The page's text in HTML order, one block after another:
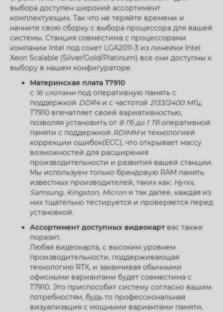
выбора доступен широкий ассортимент
комплектующих. Так что не теряйте времени и
начните свою сборку с выбора процессора для вашей
системы. Станция совместима с процессорами
компании Intel под сокет LGA2011-3 из линейки Intel
Xeon Scalable (Silver/Gold/Platinum) все они доступны к
выбору в нашем конфигураторе.
Материнская плата T7910
с 16 слотами под оперативную память с
поддержкой DDR4и с частотой 2133/2400 МГц,
T7910 впечатляет своей вариативностью,
позволяя установить от 8 Гб до 1 Тбоперативной
памяти с поддержкой RDIMMи технологией
коррекции ошибок(ECC), что открывает массу
возможностей для расширения
производительности и развития вашей станции.
Мы используем только брендовую RAM память
известных производителей, таких как: Hynix,
Samsung, Kingston, Micronи так далее, каждая из
них тщательно тестируется и проверяется перед
установкой.
Ассортимент доступных видеокарт вас также
поразит.
Любая видеокарта, с высоким уровнем
производительности, поддерживающая
технологию RTX, и заканчивая обычными
офисными вариантами будет совместима с
T7910. Это приспособит систему согласно вашим
потребностям, будь то профессиональная
визуализация с мощными вариантами памяти,